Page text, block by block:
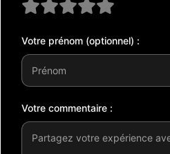
Votre prénom (optionnel) :
Votre commentaire :